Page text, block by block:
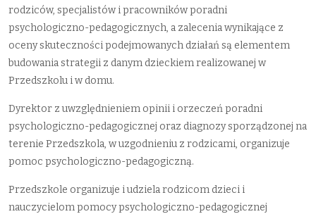
rodziców, specjalistów i pracowników poradni
psychologiczno-pedagogicznych, a zalecenia wynikające z
oceny skuteczności podejmowanych działań są elementem
budowania strategii z danym dzieckiem realizowanej w
Przedszkolu i w domu.
Dyrektor z uwzględnieniem opinii i orzeczeń poradni
psychologiczno-pedagogicznej oraz diagnozy sporządzonej na
terenie Przedszkola, w uzgodnieniu z rodzicami, organizuje
pomoc psychologiczno-pedagogiczną.
Przedszkole organizuje i udziela rodzicom dzieci i
nauczycielom pomocy psychologiczno-pedagogicznej